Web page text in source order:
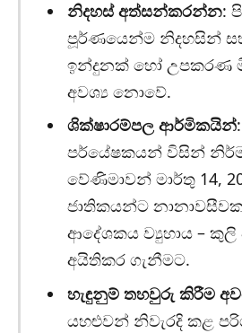
නිදහස් අත්සන්කරන්න:
පූර්ණයෙන්ම නිදහසින්
ඉන්දුනක් හෝ උපකරණ
අවශ්‍ය නොවේ.
ශික්ෂාරම්පල ආර්මිකයින්
පර්යේෂකයන් විසින්
වේණිමාවන් මාර්තු 14,
ජාතිකයන්ට
ආදේශකය ව්‍යුහාය –
අයිතිකර ගැනීමට.
හැඳුනුම් තහවුරු කිරීම
යහළුවන් නිවැරදි කළ